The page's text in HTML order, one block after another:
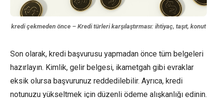
kredi çekmeden önce – Kredi türleri karşılaştırması: ihtiyaç, taşıt, konut
Son olarak, kredi başvurusu yapmadan önce tüm belgeleri
hazırlayın. Kimlik, gelir belgesi, ikametgah gibi evraklar
eksik olursa başvurunuz reddedilebilir. Ayrıca, kredi
notunuzu yükseltmek için düzenli ödeme alışkanlığı edinin.